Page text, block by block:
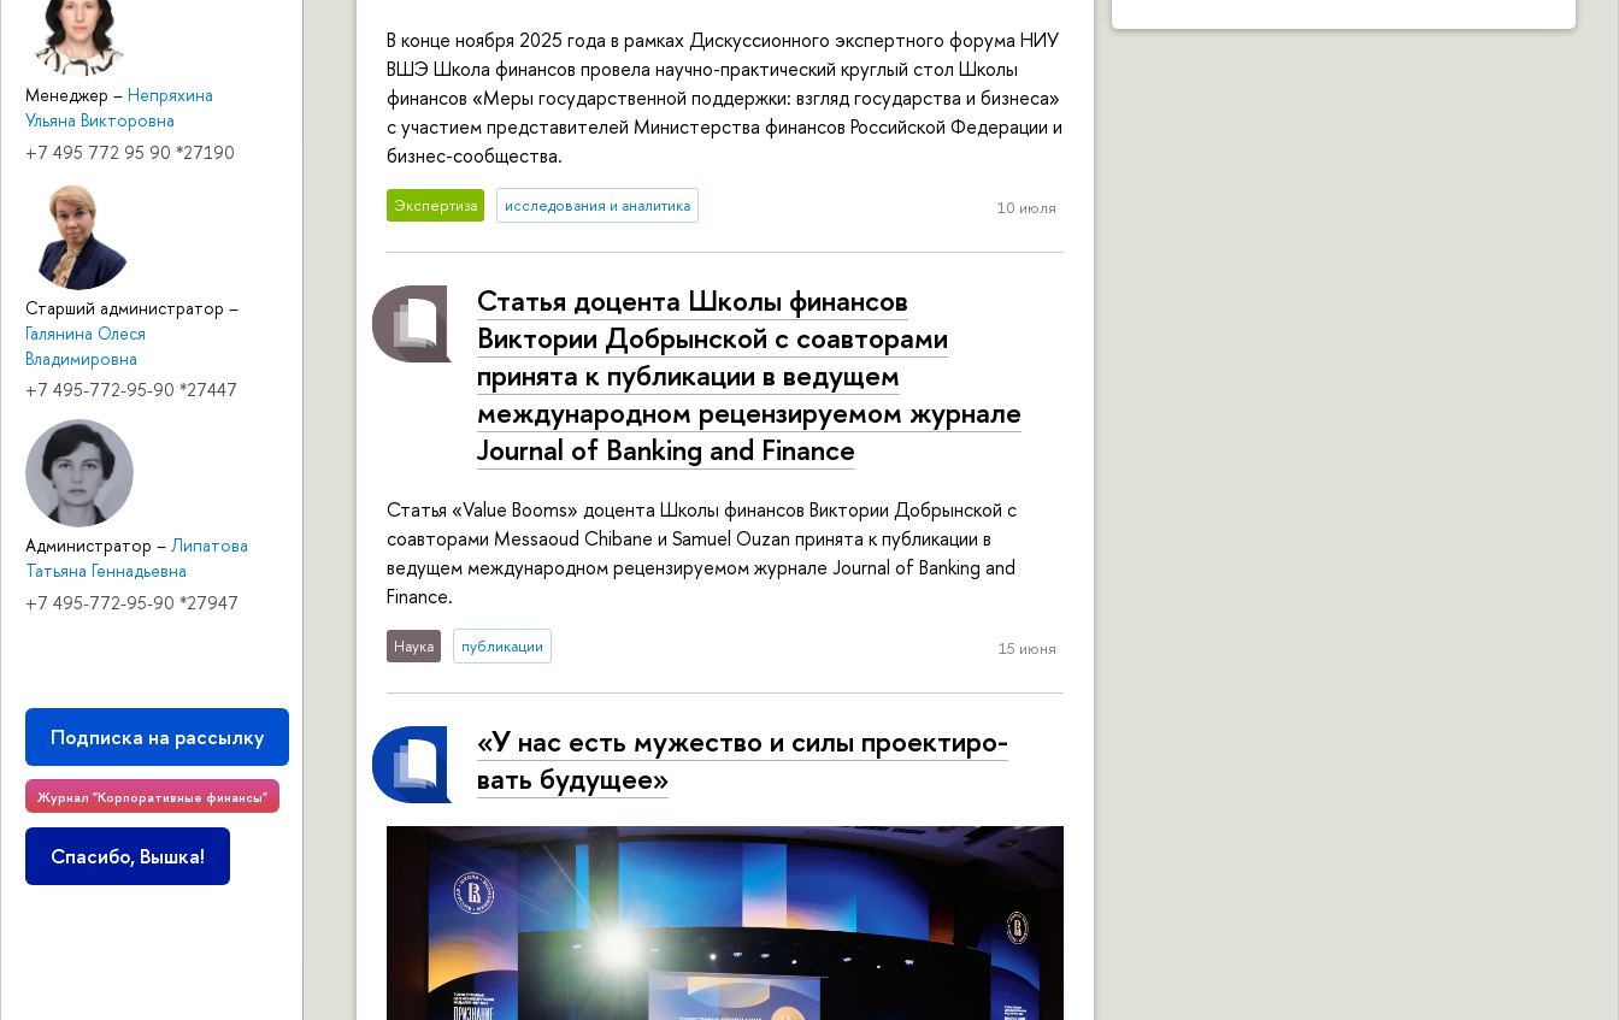
Менеджер – Непряхина
Ульяна Викторовна
+7 495 772 95 90 *27190
Старший администратор –
Галянина Олеся
Владимировна
+7 495-772-95-90 *27447
Администратор – Липатова
Татьяна Геннадьевна
+7 495-772-95-90 *27947
Подписка на рассылку
Журнал "Корпоративные финансы"
Спасибо, Вышка!
В конце ноября 2025 года в рамках Дискуссионного экспертного форума НИУ
ВШЭ Школа финансов провела научно-практический круглый стол Школы
финансов «Меры государственной поддержки: взгляд государства и бизнеса»
с участием представителей Министерства финансов Российской Федерации и
бизнес-сообщества.
Экспертиза исследования и аналитика 10 июля
Статья доцента Школы финансов
Виктории Добрынской с соавторами
принята к публикации в ведущем
международном рецензируемом журнале
Journal of Banking and Finance
Статья «Value Booms» доцента Школы финансов Виктории Добрынской с
соавторами Messaoud Chibane и Samuel Ouzan принята к публикации в
ведущем международном рецензируемом журнале Journal of Banking and
Finance.
Наука публикации 15 июня
«У нас есть мужество и силы про­ек­ти­ро­
вать будущее»